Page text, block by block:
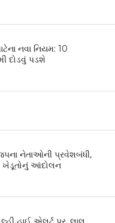
નવા નિયમ: 10
દોડવું પડશે
નેતાઓની પ્રવેશબંધી,
ખેડૂતોનું આંદોલન